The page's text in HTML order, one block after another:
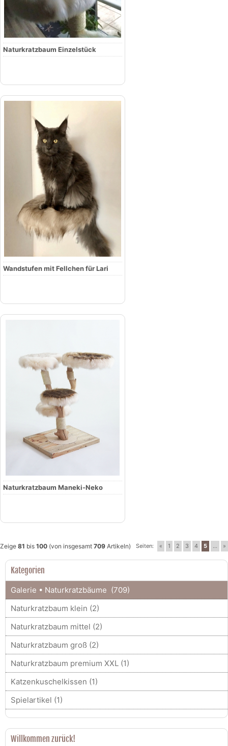
Naturkratzbaum Einzelstück
Wandstufen mit Fellchen für Lari
Naturkratzbaum Maneki-Neko
Zeige 81 bis 100 (von insgesamt 709 Artikeln) Seiten: « 1 2 3 4 5 ... »
Kategorien
Galerie • Naturkratzbäume (709)
Naturkratzbaum klein (2)
Naturkratzbaum mittel (2)
Naturkratzbaum groß (2)
Naturkratzbaum premium XXL (1)
Katzenkuschelkissen (1)
Spielartikel (1)
Willkommen zurück!